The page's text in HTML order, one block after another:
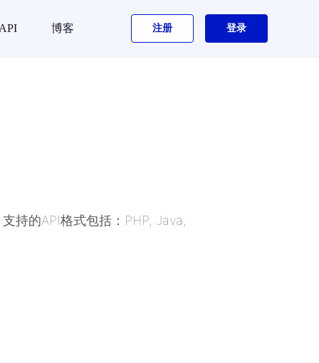
博客 注册 登录
持的API格式包括：PHP, Java,